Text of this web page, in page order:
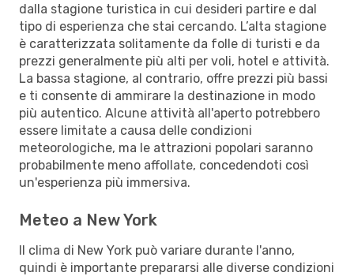
dalla stagione turistica in cui desideri partire e dal
tipo di esperienza che stai cercando. L’alta stagione
è caratterizzata solitamente da folle di turisti e da
prezzi generalmente più alti per voli, hotel e attività.
La bassa stagione, al contrario, offre prezzi più bassi
e ti consente di ammirare la destinazione in modo
più autentico. Alcune attività all'aperto potrebbero
essere limitate a causa delle condizioni
meteorologiche, ma le attrazioni popolari saranno
probabilmente meno affollate, concedendoti così
un'esperienza più immersiva.
Meteo a New York
Il clima di New York può variare durante l'anno,
quindi è importante prepararsi alle diverse condizioni